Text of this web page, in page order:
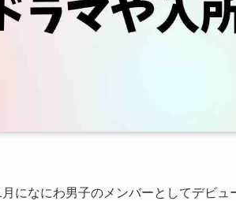
になにわ男子のメンバーとしてデビュ